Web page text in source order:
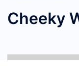
Cheeky